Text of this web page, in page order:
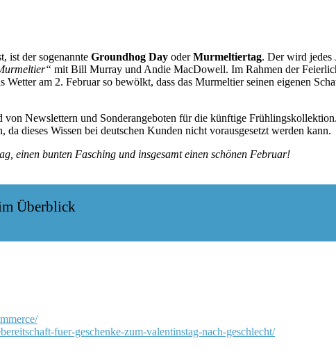
ist der sogenannte Groundhog Day oderMurmeltiertag. Der wird jedes
mit Bill Murray und Andie MacDowell. Im Rahmen der
am 2. Februar so bewölkt, dass das Murmeltier seinen eigenen
Newslettern und Sonderangeboten für die künftige
dieses Wissen bei deutschen Kunden nicht vorausgesetzt werden kann.
einen bunten Fasching und insgesamt einen schönen Februar!
Überblick
fuer-geschenke-zum-valentinstag-nach-geschlecht/